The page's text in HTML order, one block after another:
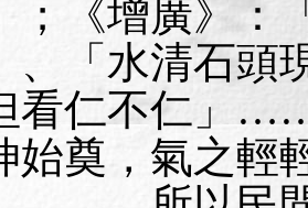
《增廣》：
、「水清石頭
看仁不仁」
始奠，氣之輕